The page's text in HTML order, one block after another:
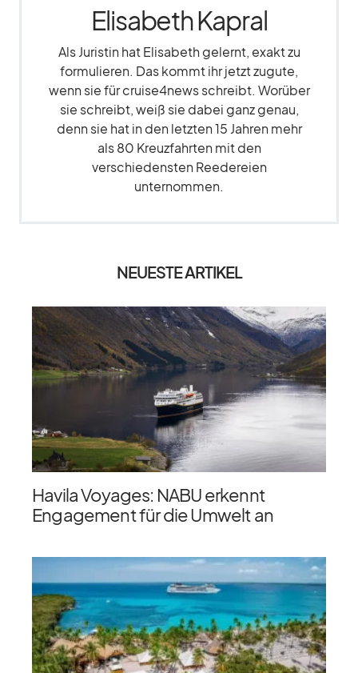
Elisabeth Kapral
Als Juristin hat Elisabeth gelernt, exakt zu
formulieren. Das kommt ihr jetzt zugute,
wenn sie für cruise4news schreibt. Worüber
sie schreibt, weiß sie dabei ganz genau,
denn sie hat in den letzten 15 Jahren mehr
als 80 Kreuzfahrten mit den
verschiedensten Reedereien
unternommen.
NEUESTE ARTIKEL
Havila Voyages: NABU erkennt
Engagement für die Umwelt an